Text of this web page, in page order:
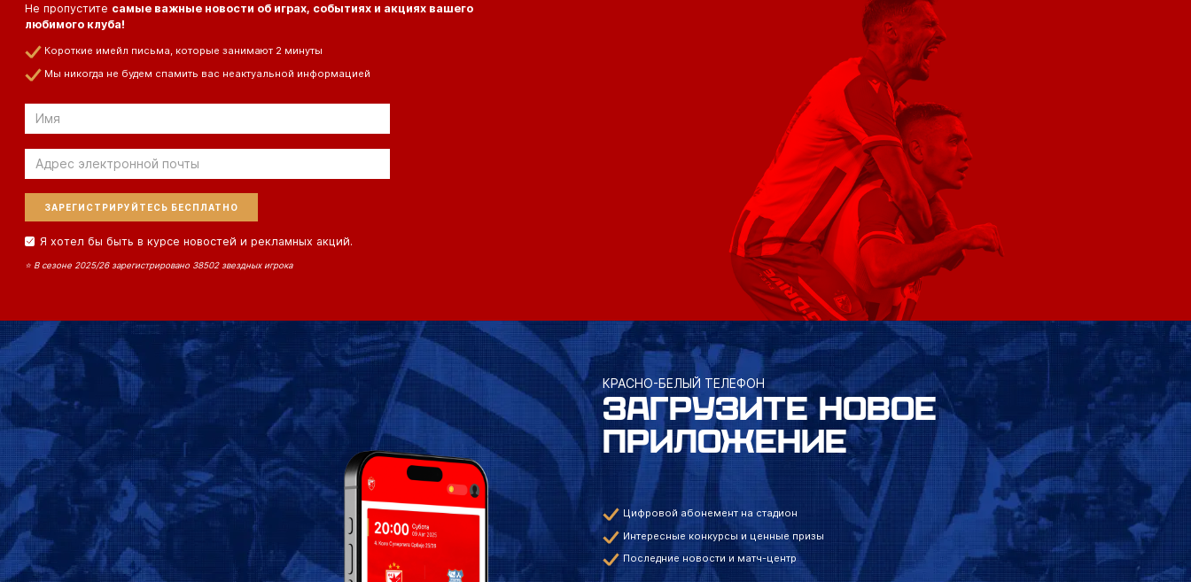
Не пропустите самые важные новости об играх, событиях и акциях вашего
любимого клуба!
Короткие имейл письма, которые занимают 2 минуты
Мы никогда не будем спамить вас неактуальной информацией
Отправить
электронной
почте
Отправить
электронной
почте
Я хотел бы быть в курсе новостей и рекламных акций.
⭐ В сезоне 2025/26 зарегистрировано 38502 звездных игрока
КРАСНО-БЕЛЫЙ ТЕЛЕФОН
ЗАГРУЗИТЕ НОВОЕ
ПРИЛОЖЕНИЕ
Цифровой абонемент на стадион
Интересные конкурсы и ценные призы
Последние новости и матч-центр